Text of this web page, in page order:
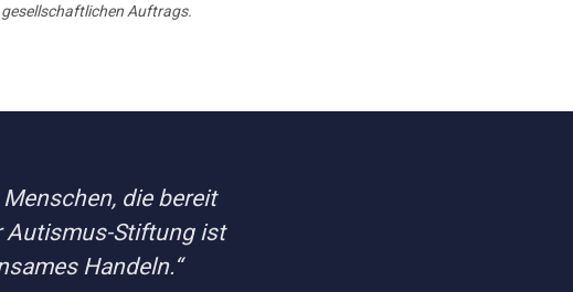
Auftrags.
die bereit
Autismus-Stiftung ist
Handeln.“